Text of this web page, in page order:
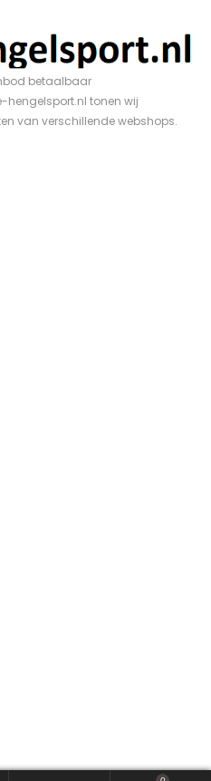
betaalbaar
hengelsport.nl tonen wij
van verschillende webshops.